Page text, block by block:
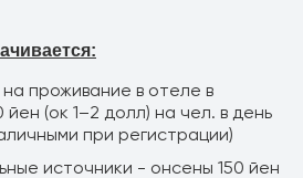
проживание в отеле в
(ок 1–2 долл) на чел. в день
при регистрации)
источники - онсены 150 йен